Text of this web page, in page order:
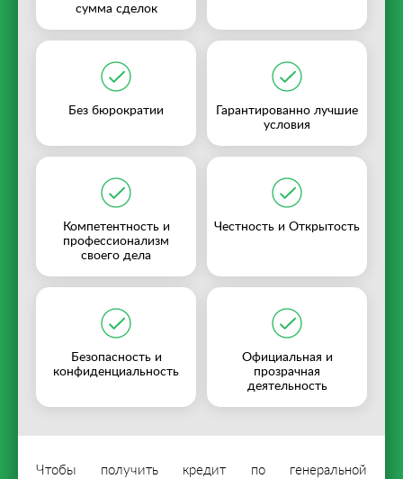
сумма сделок
Без бюрократии
Гарантированно лучшие
условия
Компетентность и
профессионализм
своего дела
Честность и Открытость
Безопасность и
конфиденциальность
Официальная и
прозрачная
деятельность
Чтобы получить кредит по генеральной